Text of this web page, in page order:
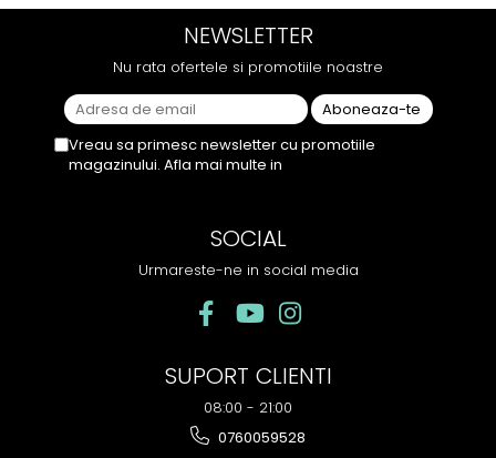
sesiunii. Chiar dacă nu
conține tutun, senzația este la
camera de tutun sau tigara.
NEWSLETTER
Nu rata ofertele si promotiile noastre
Vreau sa primesc newsletter cu promotiile
magazinului. Afla mai multe in
SOCIAL
Urmareste-ne in social media
SUPORT CLIENTI
08:00 - 21:00
0760059528